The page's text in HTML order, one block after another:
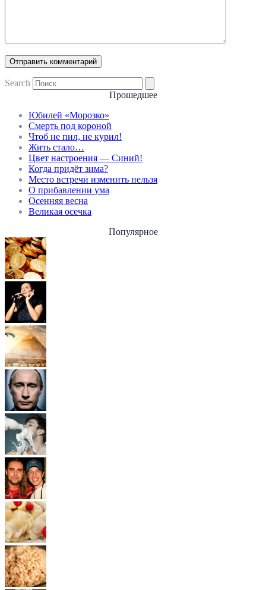
Search
Прошедшее
Юбилей «Морозко»
Смерть под короной
Чтоб не пил, не курил!
Жить стало…
Цвет настроения — Синий!
Когда придёт зима?
Место встречи изменить нельзя
О прибавлении ума
Осенняя весна
Великая осечка
Популярное